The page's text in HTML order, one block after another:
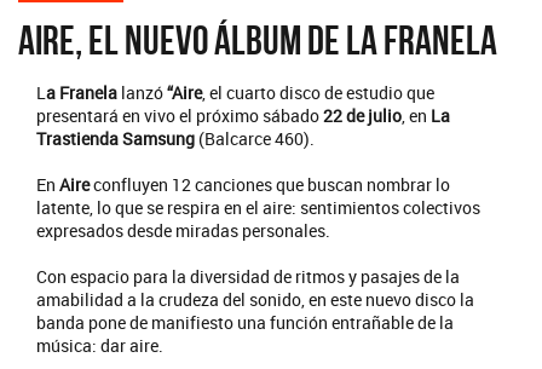
Aire, el nuevo álbum de La Franela
La Franela lanzó“Aire, el cuarto disco de estudio que
presentará en vivo el próximo sábado22 de julio, en La
Trastienda Samsung (Balcarce 460).
En Aireconfluyen 12 canciones que buscan nombrar lo
latente, lo que se respira en el aire: sentimientos colectivos
expresados desde miradas personales.
Con espacio para la diversidad de ritmos y pasajes de la
amabilidad a la crudeza del sonido, en este nuevo disco la
banda pone de manifiesto una función entrañable de la
música: dar aire.